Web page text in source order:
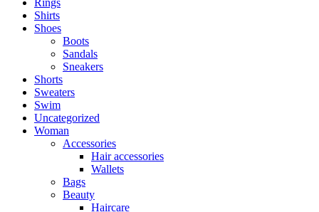
Rings
Shirts
Shoes
Boots
Sandals
Sneakers
Shorts
Sweaters
Swim
Uncategorized
Woman
Accessories
Hair accessories
Wallets
Bags
Beauty
Haircare